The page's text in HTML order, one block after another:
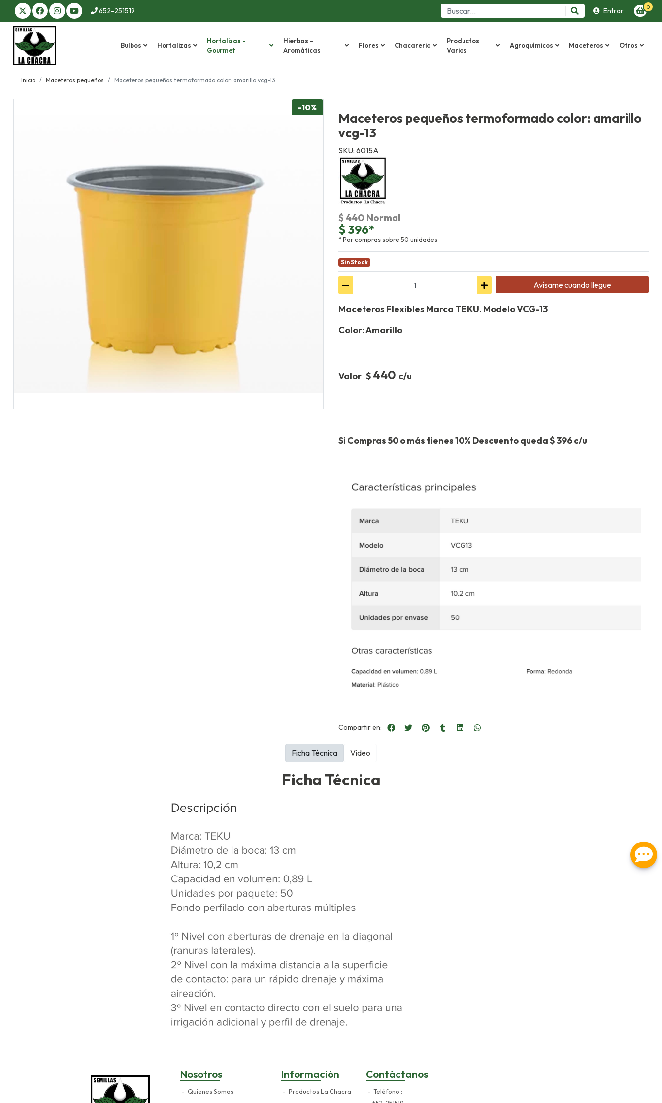
652-251519 Entrar 0
Bulbos Hortalizas
Hortalizas -
Gourmet
Hierbas -
Aromáticas
Flores Chacareria
Productos
Varios
Agroquímicos Maceteros Otros
Inicio Maceteros pequeños Maceteros pequeños termoformado color: amarillo vcg-13
-10%
Maceteros pequeños termoformado color: amarillo
vcg-13
SKU: 6015A
$ 440 Normal
$ 396*
* Por compras sobre 50 unidades
Sin Stock
Avísame cuando llegue
Maceteros Flexibles Marca TEKU. Modelo VCG-13
Color: Amarillo
Valor $ 440 c/u
Si Compras 50 o más tienes 10% Descuento queda $ 396 c/u
Compartir en:
Ficha Técnica
Ficha Técnica Video
Nosotros
Quienes Somos
Información
Productos La Chacra
Contáctanos
Teléfono